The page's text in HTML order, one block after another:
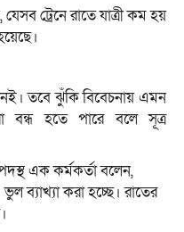
ট্রেনে রাতে যাত্রী কম হয়
তবে ঝুঁকি বিবেচনায় এমন
বন্ধ হতে পারে বলে সূত্র
এক কর্মকর্তা বলেন,
ব্যাখ্যা করা হচ্ছে। রাতের